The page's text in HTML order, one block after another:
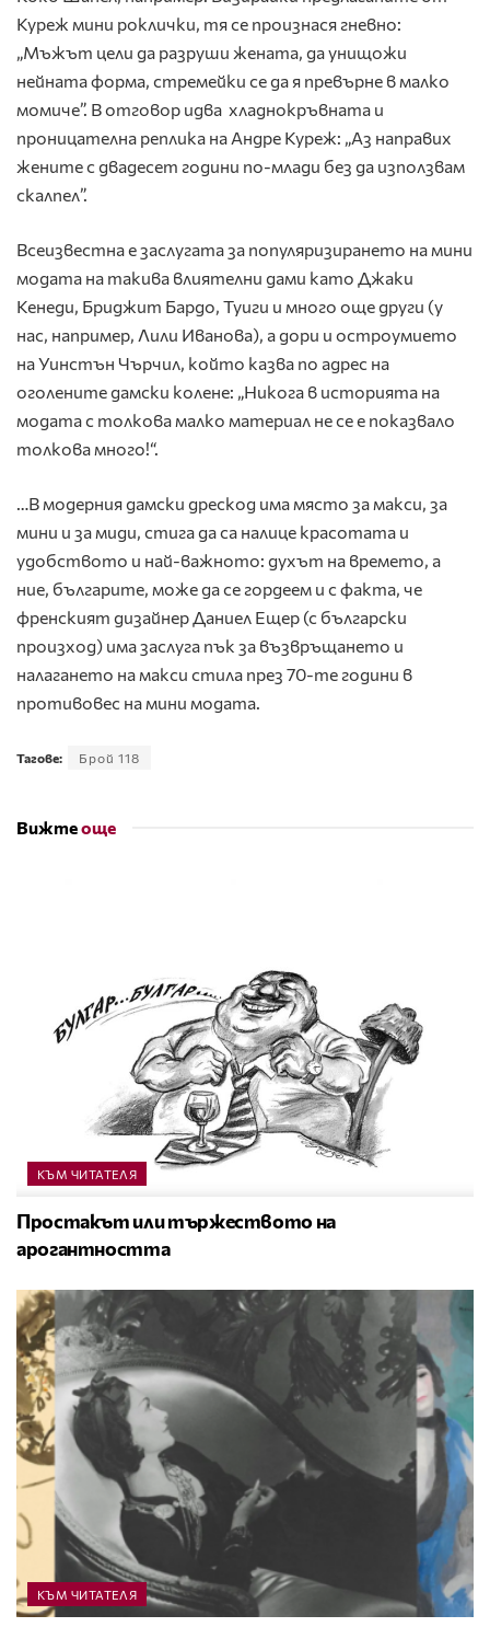
Куреж мини роклички, тя се произнася гневно:
„Мъжът цели да разруши жената, да унищожи
нейната форма, стремейки се да я превърне в малко
момиче”. В отговор идва хладнокръвната и
проницателна реплика на Андре Куреж: „Аз направих
жените с двадесет години по-млади без да използвам
скалпел”.
Всеизвестна е заслугата за популяризирането на мини
модата на такива влиятелни дами като Джаки
Кенеди, Бриджит Бардо, Туиги и много още други (у
нас, например, Лили Иванова), а дори и остроумието
на Уинстън Чърчил, който казва по адрес на
оголените дамски колене: „Никога в историята на
модата с толкова малко материал не се е показвало
толкова много!“.
…В модерния дамски дрескод има място за макси, за
мини и за миди, стига да са налице красотата и
удобството и най-важното: духът на времето, а
ние, българите, може да се гордеем и с факта, че
френският дизайнер Даниел Ещер (с български
произход) има заслуга пък за възвръщането и
налагането на макси стила през 70-те години в
противовес на мини модата.
Тагове: Брой 118
Вижтеоще
КЪМ ЧИТАТЕЛЯ
Простакът или тържеството на
арогантността
КЪМ ЧИТАТЕЛЯ